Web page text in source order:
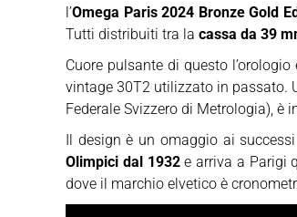
l’Omega Paris 2024 Bronze Gold
Tutti distribuiti tra la cassa da 39
Cuore pulsante di questo l’orologio
vintage 30T2 utilizzato in passato.
Federale Svizzero di Metrologia), è
Il design è un omaggio ai
Olimpici dal 1932e arriva a Parigi
dove il marchio elvetico è